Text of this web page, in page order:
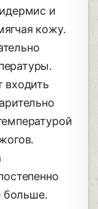
и
кожу.
входить
больше.